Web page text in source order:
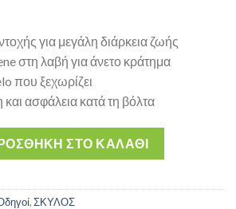
για μεγάλη διάρκεια ζωής
στη λαβή για άνετο κράτημα
που ξεχωρίζει
ασφάλεια κατά τη βόλτα
Σκύλου με Νάυλον και Neoprene
ΣΤΟ ΚΑΛΆΘΙ
,ΣΚΥΛΟΣ